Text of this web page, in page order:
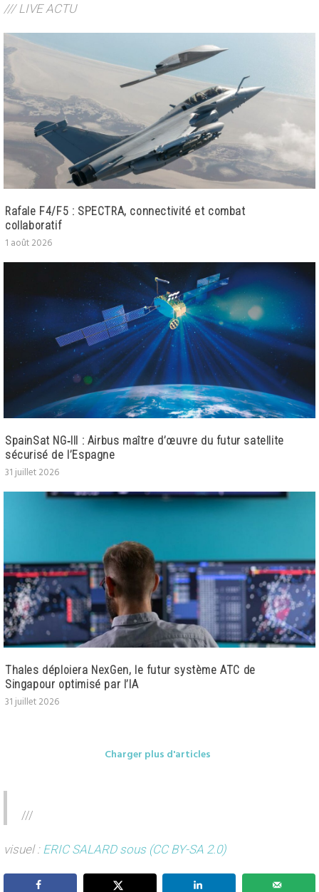
/// LIVE ACTU
Rafale F4/F5 : SPECTRA, connectivité et combat
collaboratif
1 août 2026
SpainSat NG‑III : Airbus maître d’œuvre du futur satellite
sécurisé de l’Espagne
31 juillet 2026
Thales déploiera NexGen, le futur système ATC de
Singapour optimisé par l’IA
31 juillet 2026
Charger plus d'articles
///
visuel : ERIC SALARD sous (CC BY-SA 2.0)